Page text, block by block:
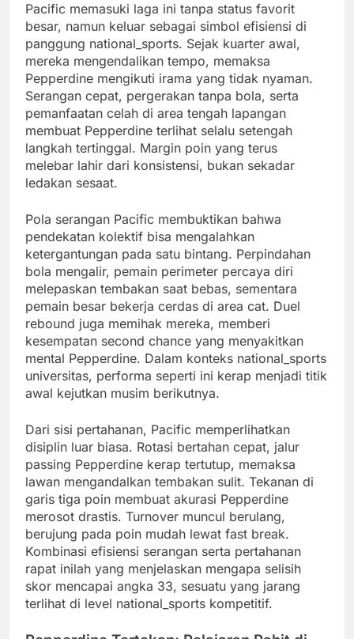
Pacific memasuki laga ini tanpa status favorit
besar, namun keluar sebagai simbol efisiensi di
panggung national_sports. Sejak kuarter awal,
mereka mengendalikan tempo, memaksa
Pepperdine mengikuti irama yang tidak nyaman.
Serangan cepat, pergerakan tanpa bola, serta
pemanfaatan celah di area tengah lapangan
membuat Pepperdine terlihat selalu setengah
langkah tertinggal. Margin poin yang terus
melebar lahir dari konsistensi, bukan sekadar
ledakan sesaat.
Pola serangan Pacific membuktikan bahwa
pendekatan kolektif bisa mengalahkan
ketergantungan pada satu bintang. Perpindahan
bola mengalir, pemain perimeter percaya diri
melepaskan tembakan saat bebas, sementara
pemain besar bekerja cerdas di area cat. Duel
rebound juga memihak mereka, memberi
kesempatan second chance yang menyakitkan
mental Pepperdine. Dalam konteks national_sports
universitas, performa seperti ini kerap menjadi titik
awal kejutkan musim berikutnya.
Dari sisi pertahanan, Pacific memperlihatkan
disiplin luar biasa. Rotasi bertahan cepat, jalur
passing Pepperdine kerap tertutup, memaksa
lawan mengandalkan tembakan sulit. Tekanan di
garis tiga poin membuat akurasi Pepperdine
merosot drastis. Turnover muncul berulang,
berujung pada poin mudah lewat fast break.
Kombinasi efisiensi serangan serta pertahanan
rapat inilah yang menjelaskan mengapa selisih
skor mencapai angka 33, sesuatu yang jarang
terlihat di level national_sports kompetitif.